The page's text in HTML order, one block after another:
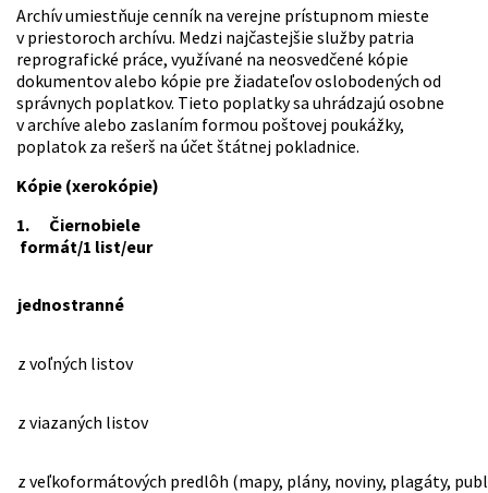
Archív umiestňuje cenník na verejne prístupnom mieste
v priestoroch archívu. Medzi najčastejšie služby patria
reprografické práce, využívané na neosvedčené kópie
dokumentov alebo kópie pre žiadateľov oslobodených od
správnych poplatkov. Tieto poplatky sa uhrádzajú osobne
v archíve alebo zaslaním formou poštovej poukážky,
poplatok za rešerš na účet štátnej pokladnice.
Kópie (xerokópie)
1. Čiernobiele
formát/1 list/eur
jednostranné
z voľných listov
z viazaných listov
z veľkoformátových predlôh (mapy, plány, noviny, plagáty,